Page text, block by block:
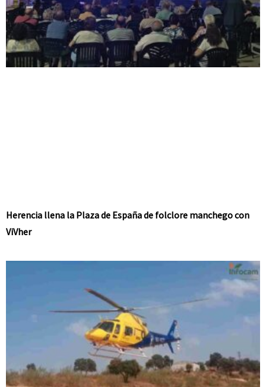
Herencia llena la Plaza de España de folclore manchego con
ViVher